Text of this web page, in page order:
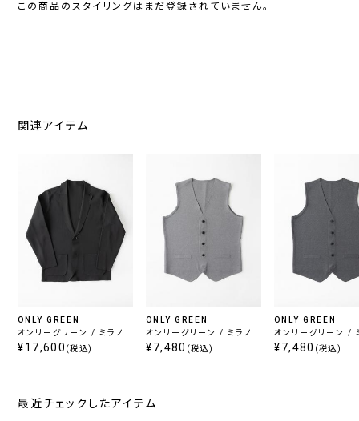
この商品のスタイリングはまだ登録されていません。
関連アイテム
ONLY GREEN
オンリーグリーン / ミラノリ
ブニットジャケット ブラック
¥17,600 (税込)
ONLY GREEN
オンリーグリーン / ミラノリ
ブニットベスト ライトグレ
¥7,480 (税込)
ONLY GREEN
オンリーグリーン /
ブニットベスト グレ
¥7,480 (税込)
最近チェックしたアイテム